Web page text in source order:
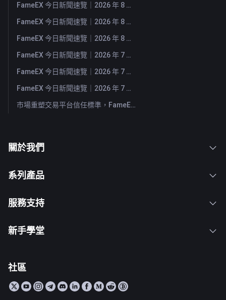
FameEX 今日新聞速覽｜2026 年 8 月 5 日
FameEX 今日新聞速覽｜2026 年 8 月 4 日
FameEX 今日新聞速覽｜2026 年 8 月 3 日
FameEX 今日新聞速覽｜2026 年 7 月 31 日
FameEX 今日新聞速覽｜2026 年 7 月 30 日
FameEX 今日新聞速覽｜2026 年 7 月 29 日
市場重塑交易平台信任標準，FameEX 以八年穩健營運持續服務全球用戶
關於我們
系列產品
服務支持
新手學堂
社區